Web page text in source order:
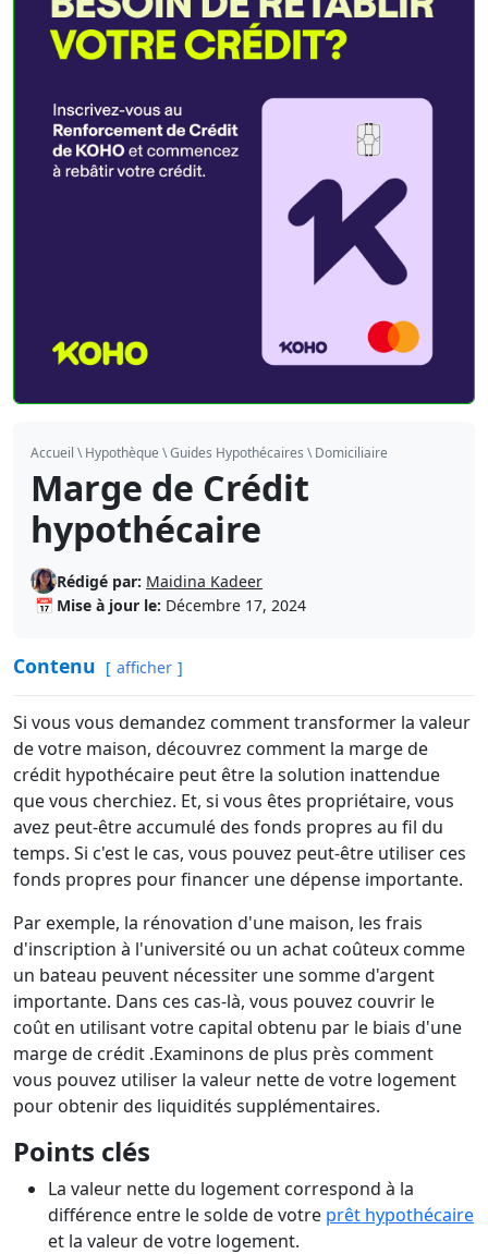
Accueil \Hypothèque \Guides Hypothécaires \Domiciliaire
Marge de Crédit
hypothécaire
Rédigé par: Maidina Kadeer
📅 Mise à jour le: Décembre 17, 2024
Contenu afficher
Si vous vous demandez comment transformer la valeur
de votre maison, découvrez comment la marge de
crédit hypothécaire peut être la solution inattendue
que vous cherchiez. Et, si vous êtes propriétaire, vous
avez peut-être accumulé des fonds propres au fil du
temps. Si c'est le cas, vous pouvez peut-être utiliser ces
fonds propres pour financer une dépense importante.
Par exemple, la rénovation d'une maison, les frais
d'inscription à l'université ou un achat coûteux comme
un bateau peuvent nécessiter une somme d'argent
importante. Dans ces cas-là, vous pouvez couvrir le
coût en utilisant votre capital obtenu par le biais d'une
marge de crédit .Examinons de plus près comment
vous pouvez utiliser la valeur nette de votre logement
pour obtenir des liquidités supplémentaires.
Points clés
La valeur nette du logement correspond à la
différence entre le solde de votre prêt hypothécaire
et la valeur de votre logement.